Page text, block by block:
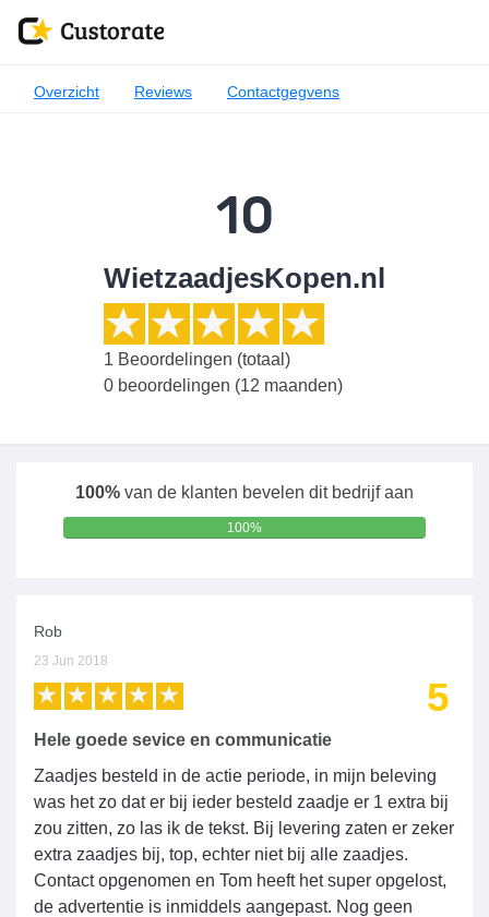
Overzicht Reviews Contactgegvens
10
WietzaadjesKopen.nl
1 Beoordelingen (totaal)
0 beoordelingen (12 maanden)
100% van de klanten bevelen dit bedrijf aan
100%
Rob
23 Jun 2018
5
Hele goede sevice en communicatie
Zaadjes besteld in de actie periode, in mijn beleving
was het zo dat er bij ieder besteld zaadje er 1 extra bij
zou zitten, zo las ik de tekst. Bij levering zaten er zeker
extra zaadjes bij, top, echter niet bij alle zaadjes.
Contact opgenomen en Tom heeft het super opgelost,
de advertentie is inmiddels aangepast. Nog geen